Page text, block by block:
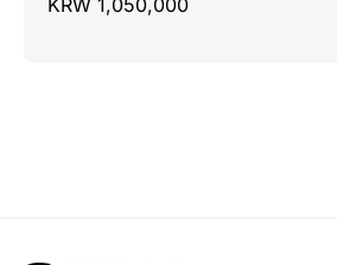
KRW 1,050,000